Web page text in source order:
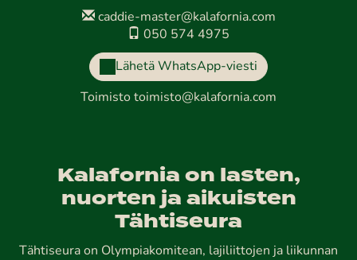
caddie-master@kalafornia.com
050 574 4975
Lähetä WhatsApp-viesti
Toimisto toimisto@kalafornia.com
Kalafornia on lasten,
nuorten ja aikuisten
Tähtiseura
Tähtiseura on Olympiakomitean, lajiliittojen ja liikunnan